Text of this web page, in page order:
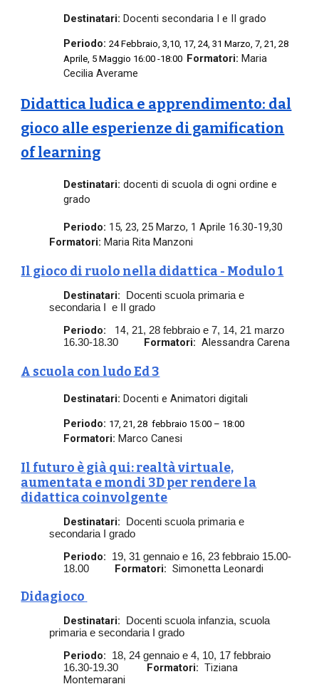
Destinatari:Docenti secondaria I e II grado
Periodo: 24 Febbraio, 3,10, 17, 24, 31 Marzo, 7, 21, 28
Aprile, 5 Maggio 16:00 -18:00 Formatori:Maria
Cecilia Averame
Didattica ludica e apprendimento: dal
gioco alle esperienze di gamification
of learning
Destinatari:docenti di scuola di ogni ordine e
grado
Periodo: 15, 23, 25 Marzo, 1 Aprile 16.30-19,30
Formatori:Maria Rita Manzoni
Il gioco di ruolo nella didattica - Modulo 1
Destinatari:
Docenti scuola primaria e
secondaria I e II grado
Periodo: 14, 21, 28 febbraio e 7, 14, 21 marzo
16.30-18.30
Formatori: Alessandra Carena
A scuola con ludo Ed 3
Destinatari:Docenti e Animatori digitali
Periodo: 17, 21, 28 febbraio 15:00 – 18:00
Formatori:Marco Canesi
Il futuro è già qui: realtà virtuale,
aumentata e mondi 3D per rendere la
didattica coinvolgente
Destinatari:
Docenti scuola primaria e
secondaria I grado
Periodo:
19, 31 gennaio e 16, 23 febbraio 15.00-
18.00
Formatori: Simonetta Leonardi
Didagioco
Destinatari:
Docenti scuola infanzia, scuola
primaria e secondaria I grado
Periodo:
18, 24 gennaio e 4, 10, 17 febbraio
16.30-19.30
Formatori: Tiziana
Montemarani